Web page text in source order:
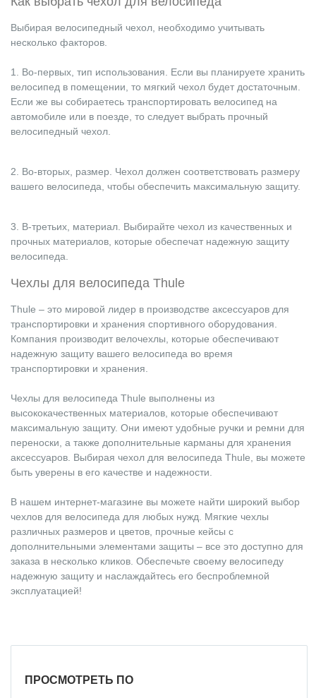
Выбирая велосипедный чехол, необходимо учитывать
несколько факторов.
1. Во-первых, тип использования. Если вы планируете хранить
велосипед в помещении, то мягкий чехол будет достаточным.
Если же вы собираетесь транспортировать велосипед на
автомобиле или в поезде, то следует выбрать прочный
велосипедный чехол.
2. Во-вторых, размер. Чехол должен соответствовать размеру
вашего велосипеда, чтобы обеспечить максимальную защиту.
3. В-третьих, материал. Выбирайте чехол из качественных и
прочных материалов, которые обеспечат надежную защиту
велосипеда.
Чехлы для велосипеда Thule
Thule – это мировой лидер в производстве аксессуаров для
транспортировки и хранения спортивного оборудования.
Компания производит велочехлы, которые обеспечивают
надежную защиту вашего велосипеда во время
транспортировки и хранения.
Чехлы для велосипеда Thule выполнены из
высококачественных материалов, которые обеспечивают
максимальную защиту. Они имеют удобные ручки и ремни для
переноски, а также дополнительные карманы для хранения
аксессуаров. Выбирая чехол для велосипеда Thule, вы можете
быть уверены в его качестве и надежности.
В нашем интернет-магазине вы можете найти широкий выбор
чехлов для велосипеда для любых нужд. Мягкие чехлы
различных размеров и цветов, прочные кейсы с
дополнительными элементами защиты – все это доступно для
заказа в несколько кликов. Обеспечьте своему велосипеду
надежную защиту и наслаждайтесь его беспроблемной
эксплуатацией!
ПРОСМОТРЕТЬ ПО